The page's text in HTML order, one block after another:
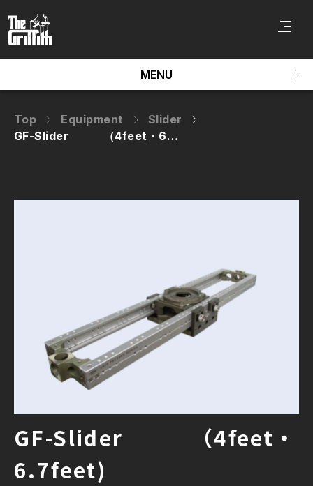
MENU
Top Equipment
Slider
GF-Slider （4feet・6…
GF-Slider （4feet・
6.7feet)